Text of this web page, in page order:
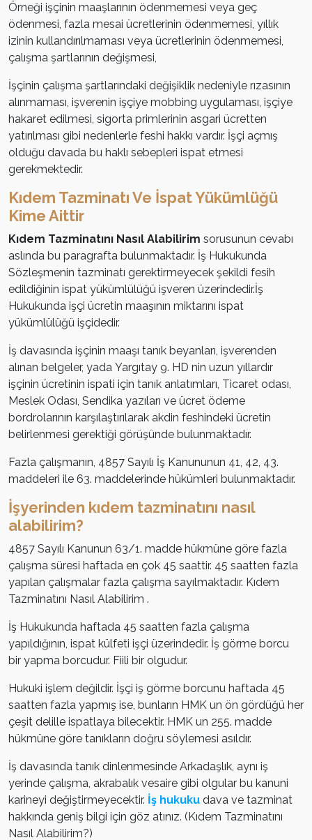
Örneği işçinin maaşlarının ödenmemesi veya geç
ödenmesi, fazla mesai ücretlerinin ödenmemesi, yıllık
izinin kullandırılmaması veya ücretlerinin ödenmemesi,
çalışma şartlarının değişmesi,
İşçinin çalışma şartlarındaki değişiklik nedeniyle rızasının
alınmaması, işverenin işçiye mobbing uygulaması, işçiye
hakaret edilmesi, sigorta primlerinin asgari ücretten
yatırılması gibi nedenlerle feshi hakkı vardır. İşçi açmış
olduğu davada bu haklı sebepleri ispat etmesi
gerekmektedir.
Kıdem Tazminatı Ve İspat Yükümlüğü
Kime Aittir
Kıdem Tazminatını Nasıl Alabilirim sorusunun cevabı
aslında bu paragrafta bulunmaktadır. İş Hukukunda
Sözleşmenin tazminatı gerektirmeyecek şekildi fesih
edildiğinin ispat yükümlülüğü işveren üzerindedir.İş
Hukukunda işçi ücretin maaşının miktarını ispat
yükümlülüğü işçidedir.
İş davasında işçinin maaşı tanık beyanları, işverenden
alınan belgeler, yada Yargıtay 9. HD nin uzun yıllardır
işçinin ücretinin ispati için tanık anlatımları, Ticaret odası,
Meslek Odası, Sendika yazıları ve ücret ödeme
bordrolarının karşılaştırılarak akdin feshindeki ücretin
belirlenmesi gerektiği görüşünde bulunmaktadır.
Fazla çalışmanın, 4857 Sayılı İş Kanununun 41, 42, 43.
maddeleri ile 63. maddelerinde hükümleri bulunmaktadır.
İşyerinden kıdem tazminatını nasıl
alabilirim?
4857 Sayılı Kanunun 63/1. madde hükmüne göre fazla
çalışma süresi haftada en çok 45 saattir. 45 saatten fazla
yapılan çalışmalar fazla çalışma sayılmaktadır. Kıdem
Tazminatını Nasıl Alabilirim .
İş Hukukunda haftada 45 saatten fazla çalışma
yapıldığının, ispat külfeti işçi üzerindedir. İş görme borcu
bir yapma borcudur. Fiili bir olgudur.
Hukuki işlem değildir. İşçi iş görme borcunu haftada 45
saatten fazla yapmış ise, bunların HMK un ön gördüğü her
çeşit delille ispatlaya bilecektir. HMK un 255. madde
hükmüne göre tanıkların doğru söylemesi asıldır.
İş davasında tanık dinlenmesinde Arkadaşlık, aynı iş
yerinde çalışma, akrabalık vesaire gibi olgular bu kanuni
karineyi değiştirmeyecektir. İş hukuku dava ve tazminat
hakkında geniş bilgi için göz atınız. (Kıdem Tazminatını
Nasıl Alabilirim?)